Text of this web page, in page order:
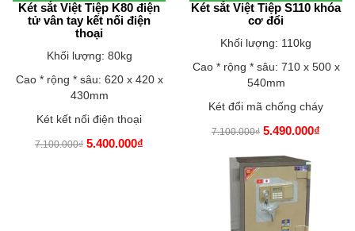
Két sắt Việt Tiệp K80 điện
tử vân tay kết nối điện
thoại
Khối lượng: 80kg
Cao * rộng * sâu: 620 x 420 x
430mm
Két kết nối điện thoại
7.100.000₫ 5.400.000₫
Két sắt Việt Tiệp S110 khóa
cơ đổi
Khối lượng: 110kg
Cao * rộng * sâu: 710 x 500 x
540mm
Két đổi mã chống cháy
7.100.000₫ 5.490.000₫